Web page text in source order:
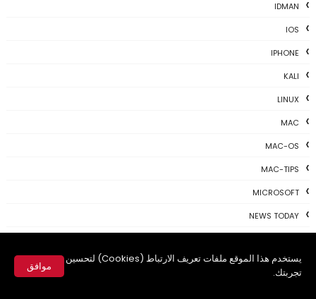
يستخدم هذا الموقع ملفات تعريف الارتباط (Cookies) لتحسين
تجربتك.
موافق
IDMAN
IOS
IPHONE
KALI
LINUX
MAC
MAC-OS
MAC-TIPS
MICROSOFT
NEWS TODAY
PHOTOSHOP